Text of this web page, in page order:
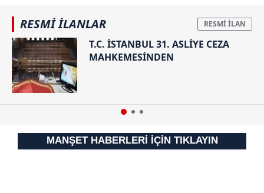
RESMİ İLANLAR
T.C. İSTANBUL 31. ASLİYE CEZA
MAHKEMESİNDEN
MANŞET HABERLERİ İÇİN TIKLAYIN